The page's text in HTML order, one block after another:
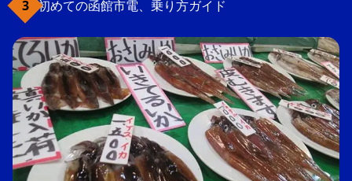
初めての函館市電、乗り方ガイド